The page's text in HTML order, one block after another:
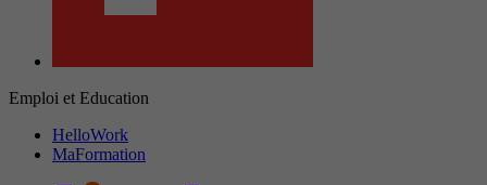
Emploi et Education
HelloWork
MaFormation